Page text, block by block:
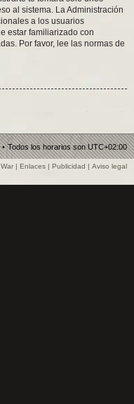
al sistema. La Administración
a los usuarios
estar familiarizado con
Por favor, lee las normas de
Todos los horarios sonUTC+02:00
| Enlaces | Publicidad | Aviso legal